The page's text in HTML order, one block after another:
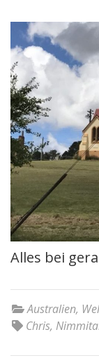
Alles bei
Australien,
Chris,